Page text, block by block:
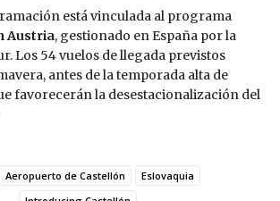
está vinculada al programa
Austria, gestionado en España por la
Los 54 vuelos de llegada previstos
antes de la temporada alta de
favorecerán la desestacionalización del
Aeropuerto de Castellón
Eslovaquia